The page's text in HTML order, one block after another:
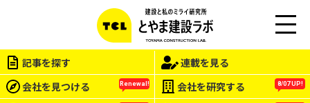
EN
記事を探す
連載を見る
会社を見つける
Renewal! 会社を研究する 8/07 UP!
この会社をもっと研究する